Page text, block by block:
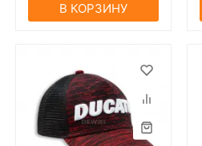
В КОРЗИНУ